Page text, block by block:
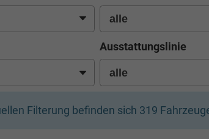
Ausstattungslinie
Filterung befinden sich 319